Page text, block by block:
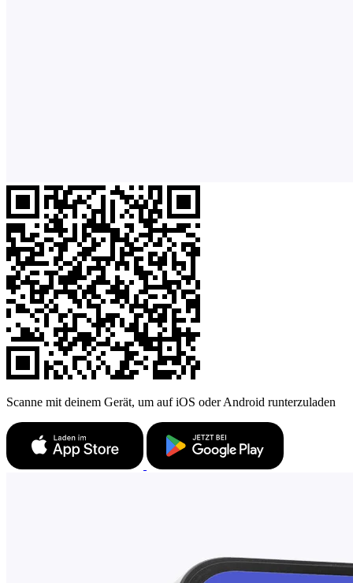
Scanne mit deinem Gerät, um auf iOS oder Android runterzuladen